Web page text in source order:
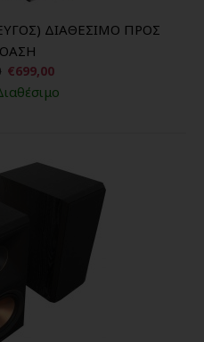
ΔΙΑΘΕΣΙΜΟ ΠΡΟΣ
€699,00